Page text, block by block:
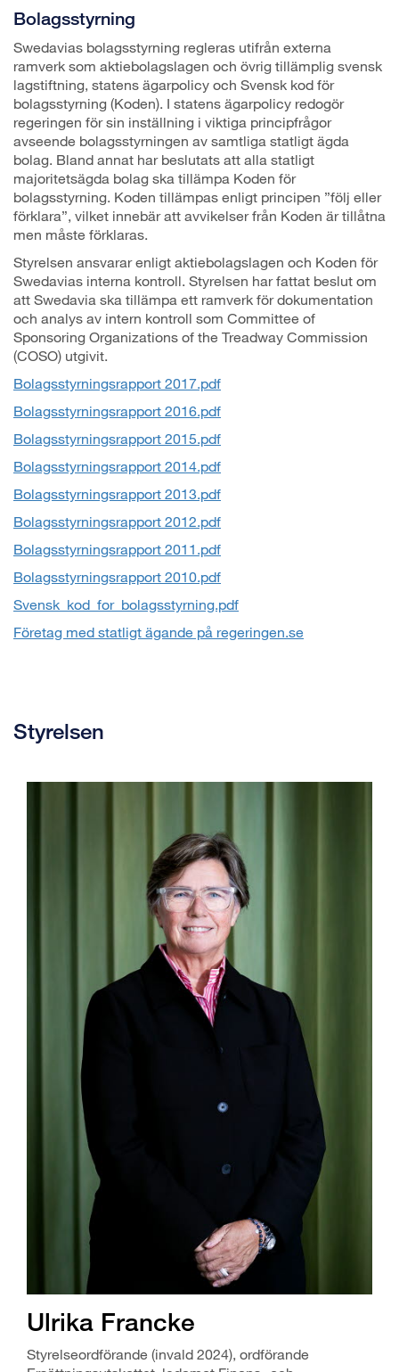
Bolagsstyrning
Swedavias bolagsstyrning regleras utifrån externa
ramverk som aktiebolagslagen och övrig tillämplig svensk
lagstiftning, statens ägarpolicy och Svensk kod för
bolagsstyrning (Koden). I statens ägarpolicy redogör
regeringen för sin inställning i viktiga principfrågor
avseende bolagsstyrningen av samtliga statligt ägda
bolag. Bland annat har beslutats att alla statligt
majoritetsägda bolag ska tillämpa Koden för
bolagsstyrning. Koden tillämpas enligt principen ”följ eller
förklara”, vilket innebär att avvikelser från Koden är tillåtna
men måste förklaras.
Styrelsen ansvarar enligt aktiebolagslagen och Koden för
Swedavias interna kontroll. Styrelsen har fattat beslut om
att Swedavia ska tillämpa ett ramverk för dokumentation
och analys av intern kontroll som Committee of
Sponsoring Organizations of the Treadway Commission
(COSO) utgivit.
Bolagsstyrningsrapport 2017.pdf
Bolagsstyrningsrapport 2016.pdf
Bolagsstyrningsrapport 2015.pdf
Bolagsstyrningsrapport 2014.pdf
Bolagsstyrningsrapport 2013.pdf
Bolagsstyrningsrapport 2012.pdf
Bolagsstyrningsrapport 2011.pdf
Bolagsstyrningsrapport 2010.pdf
Svensk_kod_for_bolagsstyrning.pdf
Företag med statligt ägande på regeringen.se
Styrelsen
Ulrika Francke
Styrelseordförande (invald 2024), ordförande